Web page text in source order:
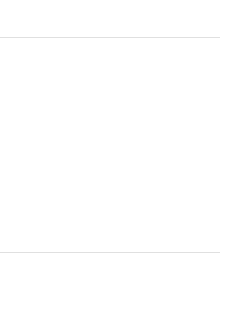
のでお着替えもできま